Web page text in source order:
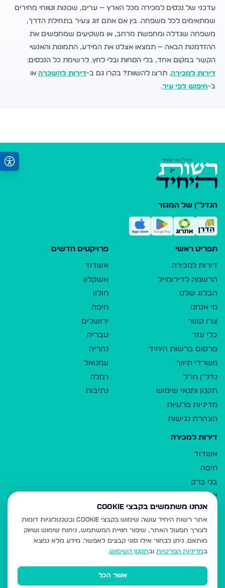
עדכני של נכסים למכירה מכל הארץ — ערים, שכונות וטווחי מחירים
שמתאימים לכל משפחה. בין אם אתם זוג צעיר בתחילת הדרך,
משפחה שגדלה ומחפשת מרחב, או משקיעים שמחפשים את
ההזדמנות הבאה — תמצאו אצלנו את המידע, התמונות והאנשי
הקשר במקום אחד, בלי הסחות ובלי לחץ. לרשימת כל הנכסים:
דירות למכירה. תרצו להשוות? בקרו גם ב-דירות להשכרה או
ב-חיפוש לפי עיר.
הנדל"ן של המגזר
תפריט ראשי
דירות למכירה
הרשמה לדירומייל
הבלוג שלנו
מי אנחנו
צרו קשר
כלי עזר
פרסום ברשות היחיד
משרדי תיווך
נדל"ן חו"ל
תקנון ותנאי שימוש
מדיניות פרטיות
הצהרת נגישות
פרויקטים חדשים
אשדוד
אשקלון
חולון
חיפה
ירושלים
טבריה
נהריה
עמנואל
רמלה
נתיבות
דירות למכירה
אשדוד
חיפה
בני ברק
ירושלים
אלעד
גבעת זאב
בית שמש
רכסים
מודיעין עילית
אנחנו משתמשים בקבצי Cookie
אתר רשות היחיד עושה שימוש בקבצי Cookie ובטכנולוגיות דומות
לצורך תפעול האתר, שיפור חוויית המשתמש, ניתוח שימוש ושיווק
מותאם. ניתן לבחור אילו סוגי קבצים לאפשר. מידע מלא נמצא
במדיניות הפרטיות ובתקנון השימוש.
אשר הכל